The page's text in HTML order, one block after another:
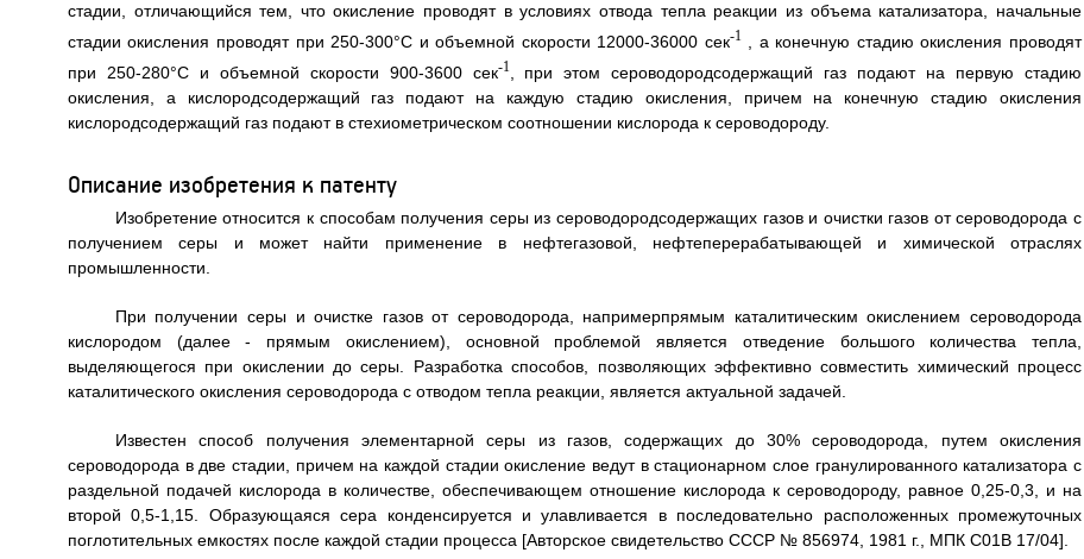
стадии, отличающийся тем, что окисление проводят в условиях отвода тепла реакции из объема катализатора, начальные
стадии окисления проводят при 250-300°C и объемной скорости 12000-36000 сек-1, а конечную стадию окисления проводят
при 250-280°C и объемной скорости 900-3600 сек-1, при этом сероводородсодержащий газ подают на первую стадию
окисления, а кислородсодержащий газ подают на каждую стадию окисления, причем на конечную стадию окисления
кислородсодержащий газ подают в стехиометрическом соотношении кислорода к сероводороду.
Описание изобретения к патенту
Изобретение относится к способам получения серы из сероводородсодержащих газов и очистки газов от сероводорода с
получением серы и может найти применение в нефтегазовой, нефтеперерабатывающей и химической отраслях
промышленности.
При получении серы и очистке газов от сероводорода, напримерпрямым каталитическим окислением сероводорода
кислородом (далее - прямым окислением), основной проблемой является отведение большого количества тепла,
выделяющегося при окислении до серы. Разработка способов, позволяющих эффективно совместить химический процесс
каталитического окисления сероводорода с отводом тепла реакции, является актуальной задачей.
Известен способ получения элементарной серы из газов, содержащих до 30% сероводорода, путем окисления
сероводорода в две стадии, причем на каждой стадии окисление ведут в стационарном слое гранулированного катализатора с
раздельной подачей кислорода в количестве, обеспечивающем отношение кислорода к сероводороду, равное 0,25-0,3, и на
второй 0,5-1,15. Образующаяся сера конденсируется и улавливается в последовательно расположенных промежуточных
поглотительных емкостях после каждой стадии процесса [Авторское свидетельство СССР № 856974, 1981 г., МПК C01B 17/04].